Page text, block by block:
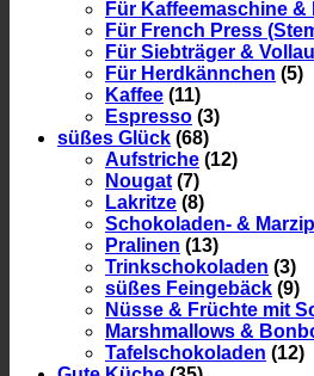
Für Kaffeemaschine &
Für French Press
Für Siebträger &
Für Herdkännchen (5)
Kaffee (11)
Espresso (3)
süßes Glück (68)
Aufstriche (12)
Nougat (7)
Lakritze (8)
Schokoladen- &
Pralinen (13)
Trinkschokoladen (3)
süßes Feingebäck (9)
Nüsse & Früchte mit
Marshmallows &
Tafelschokoladen (12)